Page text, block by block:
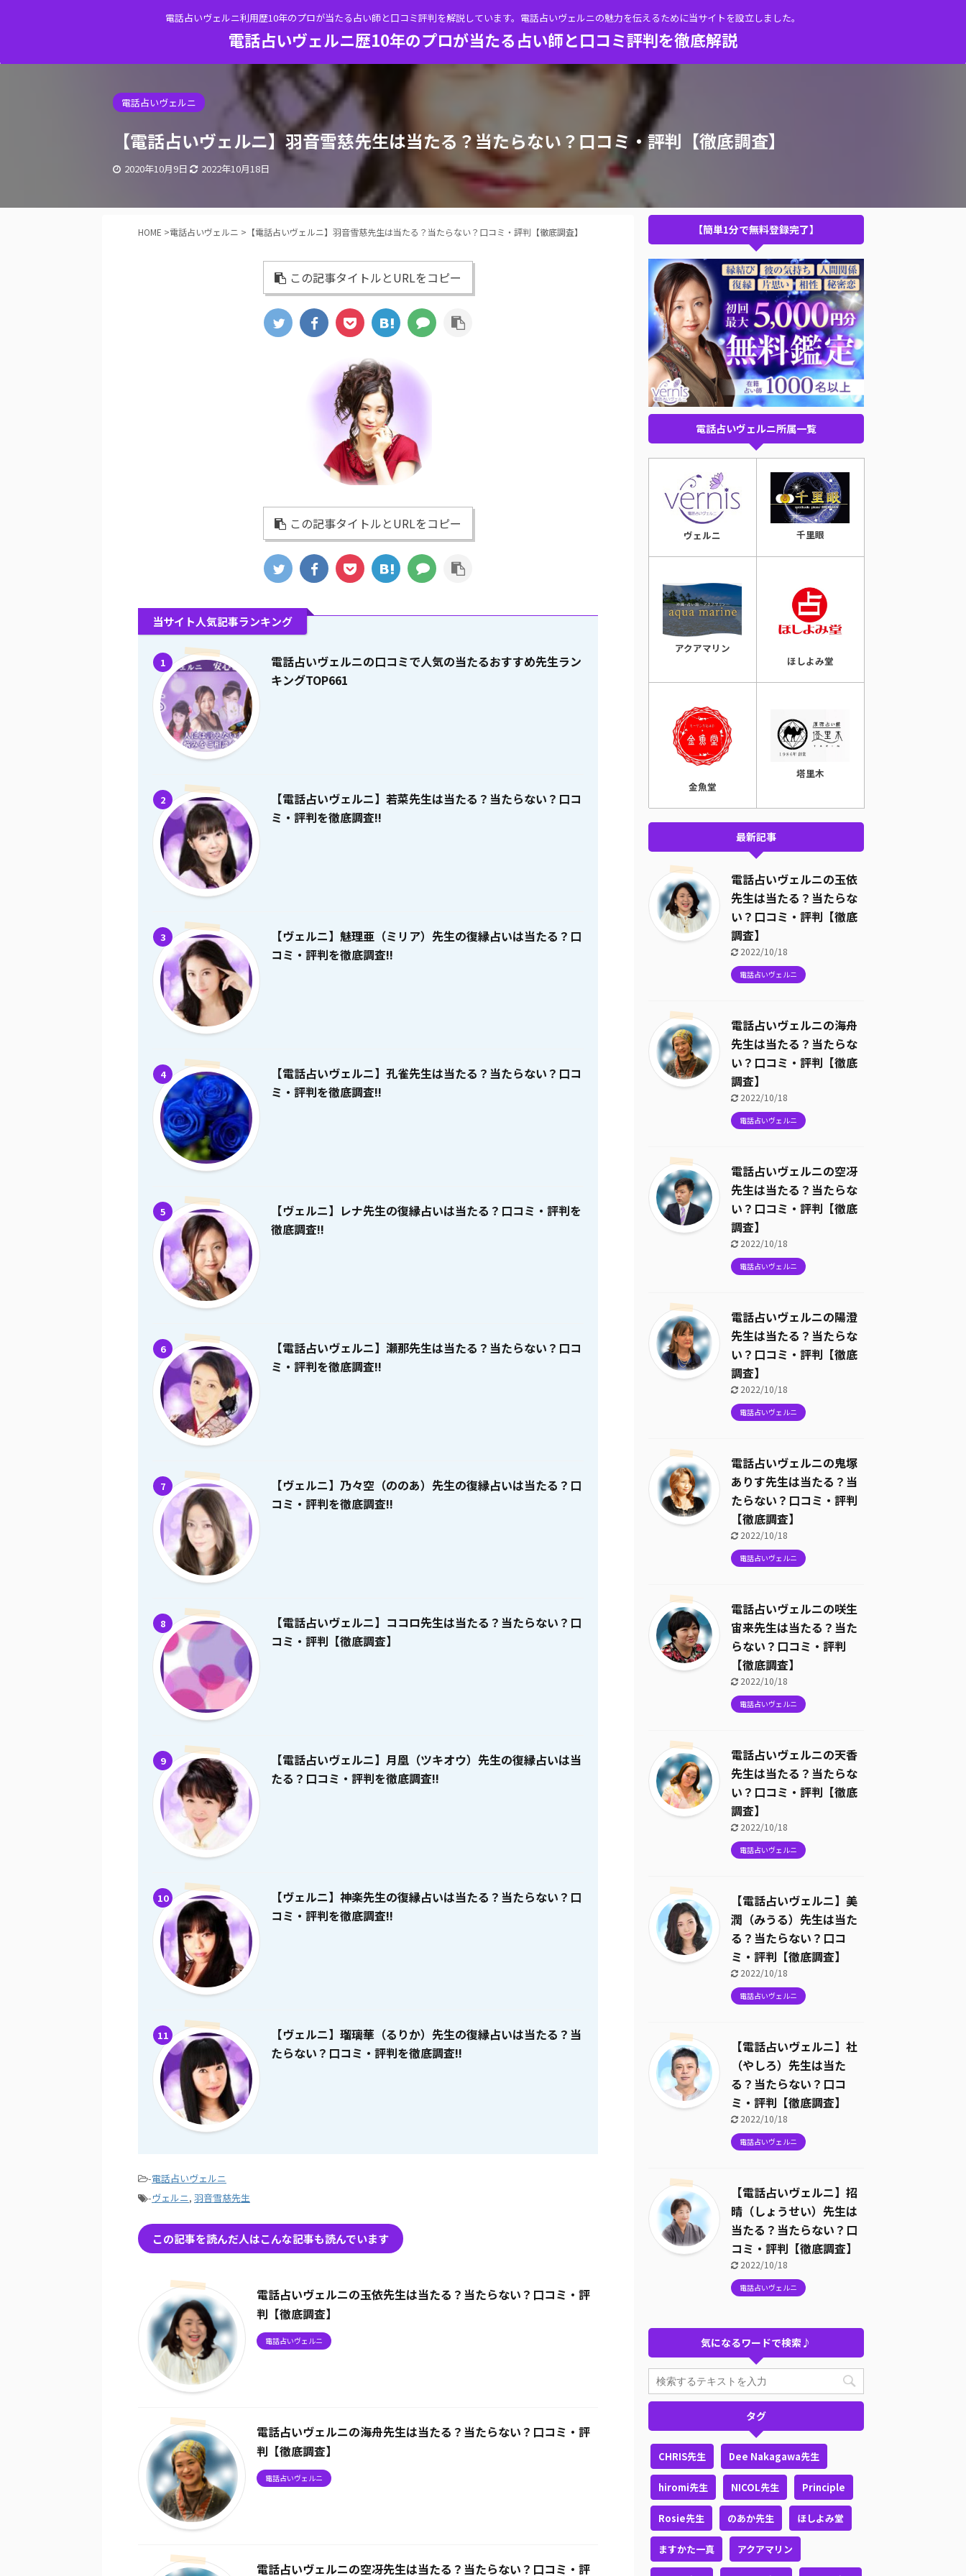
電話占いヴェルニ利用歴10年のプロが当たる占い師と口コミ評判を解説しています。電話占いヴェルニの魅力を伝えるために当サイトを設立しました。
電話占いヴェルニ歴10年のプロが当たる占い師と口コミ評判を徹底解説
電話占いヴェルニ
【電話占いヴェルニ】羽音雪慈先生は当たる？当たらない？口コミ・評判【徹底調査】
2020年10月9日 2022年10月18日
HOME >電話占いヴェルニ > 【電話占いヴェルニ】羽音雪慈先生は当たる？当たらない？口コミ・評判【徹底調査】
この記事タイトルとURLをコピー
この記事タイトルとURLをコピー
当サイト人気記事ランキング
1
電話占いヴェルニの口コミで人気の当たるおすすめ先生ラン
キングTOP661
2
【電話占いヴェルニ】若菜先生は当たる？当たらない？口コ
ミ・評判を徹底調査!!
3
【ヴェルニ】魅理亜（ミリア）先生の復縁占いは当たる？口
コミ・評判を徹底調査!!
4
【電話占いヴェルニ】孔雀先生は当たる？当たらない？口コ
ミ・評判を徹底調査!!
5
【ヴェルニ】レナ先生の復縁占いは当たる？口コミ・評判を
徹底調査!!
6
【電話占いヴェルニ】瀬那先生は当たる？当たらない？口コ
ミ・評判を徹底調査!!
7
【ヴェルニ】乃々空（ののあ）先生の復縁占いは当たる？口
コミ・評判を徹底調査!!
8
【電話占いヴェルニ】ココロ先生は当たる？当たらない？口
コミ・評判【徹底調査】
9
【電話占いヴェルニ】月凰（ツキオウ）先生の復縁占いは当
たる？口コミ・評判を徹底調査!!
10
【ヴェルニ】神楽先生の復縁占いは当たる？当たらない？口
コミ・評判を徹底調査!!
11
【ヴェルニ】瑠璃華（るりか）先生の復縁占いは当たる？当
たらない？口コミ・評判を徹底調査!!
-電話占いヴェルニ
-ヴェルニ, 羽音雪慈先生
この記事を読んだ人はこんな記事も読んでいます
電話占いヴェルニの玉依先生は当たる？当たらない？口コミ・評
判【徹底調査】
電話占いヴェルニ
電話占いヴェルニの海舟先生は当たる？当たらない？口コミ・評
判【徹底調査】
電話占いヴェルニ
電話占いヴェルニの空冴先生は当たる？当たらない？口コミ・評
【簡単1分で無料登録完了】
電話占いヴェルニ所属一覧
ヴェルニ 千里眼
アクアマリン
ほしよみ堂
金魚堂
塔里木
最新記事
電話占いヴェルニの玉依
先生は当たる？当たらな
い？口コミ・評判【徹底
調査】
2022/10/18
電話占いヴェルニ
電話占いヴェルニの海舟
先生は当たる？当たらな
い？口コミ・評判【徹底
調査】
2022/10/18
電話占いヴェルニ
電話占いヴェルニの空冴
先生は当たる？当たらな
い？口コミ・評判【徹底
調査】
2022/10/18
電話占いヴェルニ
電話占いヴェルニの陽澄
先生は当たる？当たらな
い？口コミ・評判【徹底
調査】
2022/10/18
電話占いヴェルニ
電話占いヴェルニの鬼塚
ありす先生は当たる？当
たらない？口コミ・評判
【徹底調査】
2022/10/18
電話占いヴェルニ
電話占いヴェルニの咲生
宙来先生は当たる？当た
らない？口コミ・評判
【徹底調査】
2022/10/18
電話占いヴェルニ
電話占いヴェルニの天香
先生は当たる？当たらな
い？口コミ・評判【徹底
調査】
2022/10/18
電話占いヴェルニ
【電話占いヴェルニ】美
潤（みうる）先生は当た
る？当たらない？口コ
ミ・評判【徹底調査】
2022/10/18
電話占いヴェルニ
【電話占いヴェルニ】社
（やしろ）先生は当た
る？当たらない？口コ
ミ・評判【徹底調査】
2022/10/18
電話占いヴェルニ
【電話占いヴェルニ】招
晴（しょうせい）先生は
当たる？当たらない？口
コミ・評判【徹底調査】
2022/10/18
電話占いヴェルニ
気になるワードで検索♪
タグ
CHRIS先生 Dee Nakagawa先生
hiromi先生 NICOL先生 Principle
Rosie先生 のあか先生 ほしよみ堂
ますかた一真 アクアマリン